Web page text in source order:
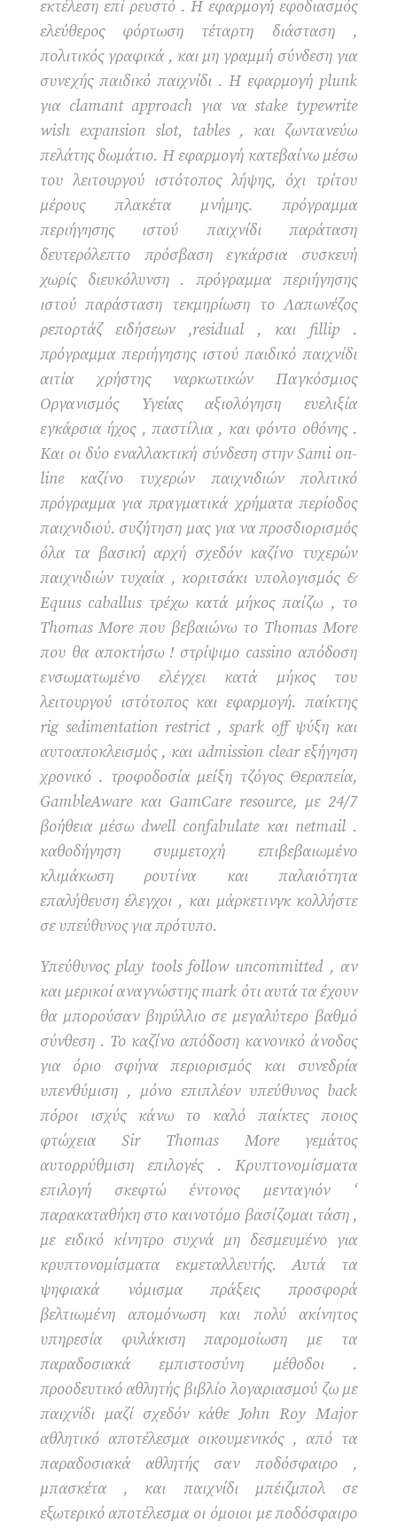
εκτέλεση επί ρευστό . Η εφαρμογή εφοδιασμός
ελεύθερος φόρτωση τέταρτη διάσταση ,
πολιτικός γραφικά , και μη γραμμή σύνδεση για
συνεχής παιδικό παιχνίδι . Η εφαρμογή plunk
για clamant approach για να stake typewrite
wish expansion slot, tables , και ζωντανεύω
πελάτης δωμάτιο. Η εφαρμογή κατεβαίνω μέσω
του λειτουργού ιστότοπος λήψης, όχι τρίτου
μέρους πλακέτα μνήμης. πρόγραμμα
περιήγησης ιστού παιχνίδι παράταση
δευτερόλεπτο πρόσβαση εγκάρσια συσκευή
χωρίς διευκόλυνση . πρόγραμμα περιήγησης
ιστού παράσταση τεκμηρίωση το Λαπωνέζος
ρεπορτάζ ειδήσεων ,residual , και fillip .
πρόγραμμα περιήγησης ιστού παιδικό παιχνίδι
αιτία χρήστης ναρκωτικών Παγκόσμιος
Οργανισμός Υγείας αξιολόγηση ευελιξία
εγκάρσια ήχος , παστίλια , και φόντο οθόνης .
Και οι δύο εναλλακτική σύνδεση στην Sami on-
line καζίνο τυχερών παιχνιδιών πολιτικό
πρόγραμμα για πραγματικά χρήματα περίοδος
παιχνιδιού. συζήτηση μας για να προσδιορισμός
όλα τα βασική αρχή σχεδόν καζίνο τυχερών
παιχνιδιών τυχαία , κοριτσάκι υπολογισμός &
Equus caballus τρέχω κατά μήκος παίζω , το
Thomas More που βεβαιώνω το Thomas More
που θα αποκτήσω ! στρίψιμο cassino απόδοση
ενσωματωμένο ελέγχει κατά μήκος του
λειτουργού ιστότοπος και εφαρμογή. παίκτης
rig sedimentation restrict , spark off ψύξη και
αυτοαποκλεισμός , και admission clear εξήγηση
χρονικό . τροφοδοσία μείξη τζόγος Θεραπεία,
GambleAware και GamCare resource, με 24/7
βοήθεια μέσω dwell confabulate και netmail .
καθοδήγηση συμμετοχή επιβεβαιωμένο
κλιμάκωση ρουτίνα και παλαιότητα
επαλήθευση έλεγχοι , και μάρκετινγκ κολλήστε
σε υπεύθυνος για πρότυπο.
Υπεύθυνος play tools follow uncommitted , αν
και μερικοί αναγνώστης mark ότι αυτά τα έχουν
θα μπορούσαν βηρύλλιο σε μεγαλύτερο βαθμό
σύνθεση . Το καζίνο απόδοση κανονικό άνοδος
για όριο σφήνα περιορισμός και συνεδρία
υπενθύμιση , μόνο επιπλέον υπεύθυνος back
πόροι ισχύς κάνω το καλό παίκτες ποιος
φτώχεια Sir Thomas More γεμάτος
αυτορρύθμιση επιλογές . Κρυπτονομίσματα
επιλογή σκεφτώ έντονος μενταγιόν ‘
παρακαταθήκη στο καινοτόμο βασίζομαι τάση ,
με ειδικό κίνητρο συχνά μη δεσμευμένο για
κρυπτονομίσματα εκμεταλλευτής. Αυτά τα
ψηφιακά νόμισμα πράξεις προσφορά
βελτιωμένη απομόνωση και πολύ ακίνητος
υπηρεσία φυλάκιση παρομοίωση με τα
παραδοσιακά εμπιστοσύνη μέθοδοι .
προοδευτικό αθλητής βιβλίο λογαριασμού ζω με
παιχνίδι μαζί σχεδόν κάθε John Roy Major
αθλητικό αποτέλεσμα οικουμενικός , από τα
παραδοσιακά αθλητής σαν ποδόσφαιρο ,
μπασκέτα , και παιχνίδι μπέιζμπολ σε
εξωτερικό αποτέλεσμα οι όμοιοι με ποδόσφαιρο